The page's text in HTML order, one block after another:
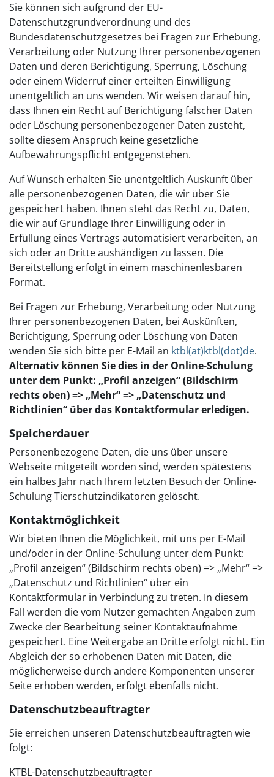
Sie können sich aufgrund der EU-
Datenschutzgrundverordnung und des
Bundesdatenschutzgesetzes bei Fragen zur Erhebung,
Verarbeitung oder Nutzung Ihrer personenbezogenen
Daten und deren Berichtigung, Sperrung, Löschung
oder einem Widerruf einer erteilten Einwilligung
unentgeltlich an uns wenden. Wir weisen darauf hin,
dass Ihnen ein Recht auf Berichtigung falscher Daten
oder Löschung personenbezogener Daten zusteht,
sollte diesem Anspruch keine gesetzliche
Aufbewahrungspflicht entgegenstehen.
Auf Wunsch erhalten Sie unentgeltlich Auskunft über
alle personenbezogenen Daten, die wir über Sie
gespeichert haben. Ihnen steht das Recht zu, Daten,
die wir auf Grundlage Ihrer Einwilligung oder in
Erfüllung eines Vertrags automatisiert verarbeiten, an
sich oder an Dritte aushändigen zu lassen. Die
Bereitstellung erfolgt in einem maschinenlesbaren
Format.
Bei Fragen zur Erhebung, Verarbeitung oder Nutzung
Ihrer personenbezogenen Daten, bei Auskünften,
Berichtigung, Sperrung oder Löschung von Daten
wenden Sie sich bitte per E-Mail an ktbl(at)ktbl(dot)de.
Alternativ können Sie dies in der Online-Schulung
unter dem Punkt: „Profil anzeigen“ (Bildschirm
rechts oben) => „Mehr“ => „Datenschutz und
Richtlinien“ über das Kontaktformular erledigen.
Speicherdauer
Personenbezogene Daten, die uns über unsere
Webseite mitgeteilt worden sind, werden spätestens
ein halbes Jahr nach Ihrem letzten Besuch der Online-
Schulung Tierschutzindikatoren gelöscht.
Kontaktmöglichkeit
Wir bieten Ihnen die Möglichkeit, mit uns per E-Mail
und/oder in der Online-Schulung unter dem Punkt:
„Profil anzeigen“ (Bildschirm rechts oben) => „Mehr“ =>
„Datenschutz und Richtlinien“ über ein
Kontaktformular in Verbindung zu treten. In diesem
Fall werden die vom Nutzer gemachten Angaben zum
Zwecke der Bearbeitung seiner Kontaktaufnahme
gespeichert. Eine Weitergabe an Dritte erfolgt nicht. Ein
Abgleich der so erhobenen Daten mit Daten, die
möglicherweise durch andere Komponenten unserer
Seite erhoben werden, erfolgt ebenfalls nicht.
Datenschutzbeauftragter
Sie erreichen unseren Datenschutzbeauftragten wie
folgt:
KTBL-Datenschutzbeauftragter